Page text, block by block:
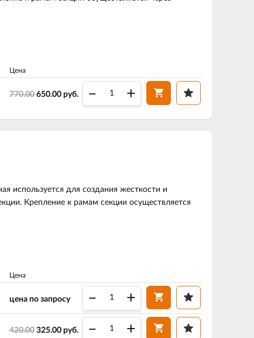
Цена
770.00 650.00 руб. – +
используется для создания жесткости и
Крепление к рамам секции осуществляется
Цена
цена по запросу – +
420.00 325.00 руб. – +